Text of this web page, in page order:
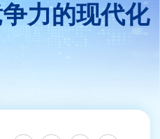
力的现代化